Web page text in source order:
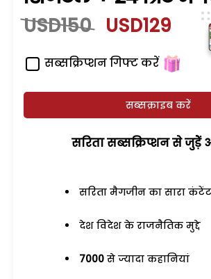
USD150 USD129
सब्सक्रिप्शन गिफ्ट करें
सब्सक्राइब करें
सरिता सब्सक्रिप्शन से जुड़ेें
सरिता मैगजीन का सारा कंटेंट
देश विदेश के राजनैतिक मुद्दे
7000 से ज्यादा कहानियां